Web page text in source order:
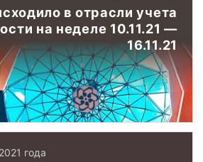
в отрасли учета
на неделе 10.11.21 —
16.11.21
года